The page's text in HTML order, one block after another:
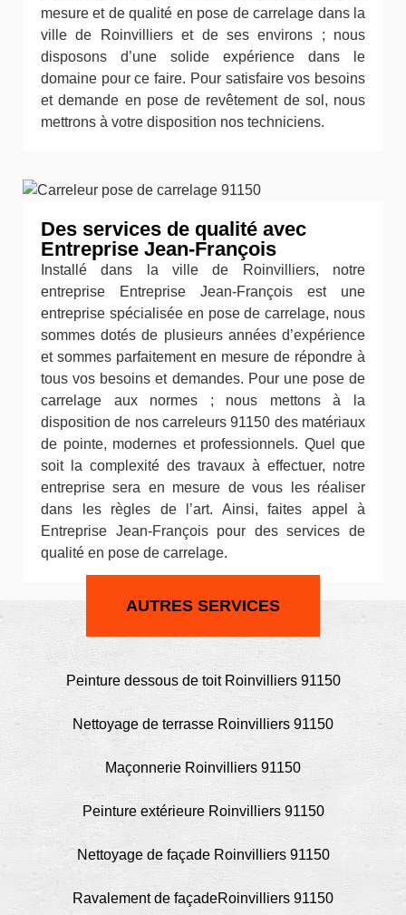
mesure et de qualité en pose de carrelage dans la
ville de Roinvilliers et de ses environs ; nous
disposons d’une solide expérience dans le
domaine pour ce faire. Pour satisfaire vos besoins
et demande en pose de revêtement de sol, nous
mettrons à votre disposition nos techniciens.
Des services de qualité avec
Entreprise Jean-François
Installé dans la ville de Roinvilliers, notre
entreprise Entreprise Jean-François est une
entreprise spécialisée en pose de carrelage, nous
sommes dotés de plusieurs années d’expérience
et sommes parfaitement en mesure de répondre à
tous vos besoins et demandes. Pour une pose de
carrelage aux normes ; nous mettons à la
disposition de nos carreleurs 91150 des matériaux
de pointe, modernes et professionnels. Quel que
soit la complexité des travaux à effectuer, notre
entreprise sera en mesure de vous les réaliser
dans les règles de l’art. Ainsi, faites appel à
Entreprise Jean-François pour des services de
qualité en pose de carrelage.
AUTRES SERVICES
Peinture dessous de toit Roinvilliers 91150
Nettoyage de terrasse Roinvilliers 91150
Maçonnerie Roinvilliers 91150
Peinture extérieure Roinvilliers 91150
Nettoyage de façade Roinvilliers 91150
Ravalement de façadeRoinvilliers 91150